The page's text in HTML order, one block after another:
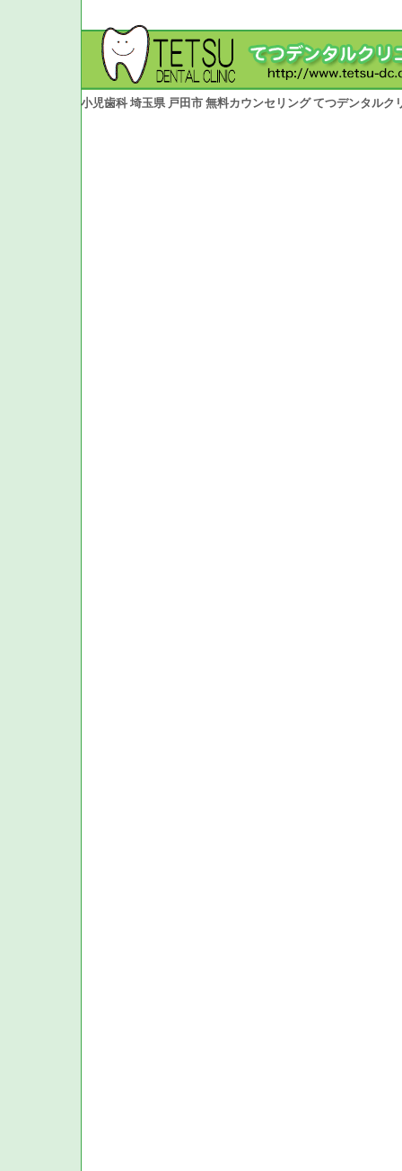
小児歯科 埼玉県 戸田市 無料カウンセリング てつデンタルク